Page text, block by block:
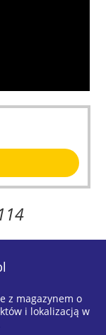
z magazynem o
i lokalizacją w